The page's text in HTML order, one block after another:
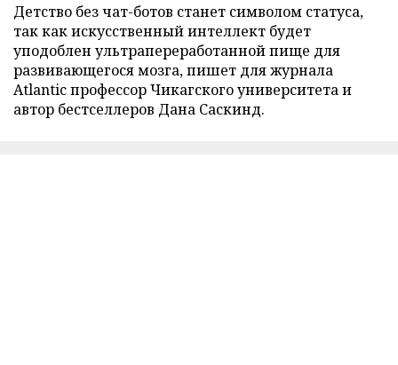
Детство без чат-ботов станет символом статуса,
так как искусственный интеллект будет
уподоблен ультрапереработанной пище для
развивающегося мозга, пишет для журнала
Atlantic профессор Чикагского университета и
автор бестселлеров Дана Саскинд.